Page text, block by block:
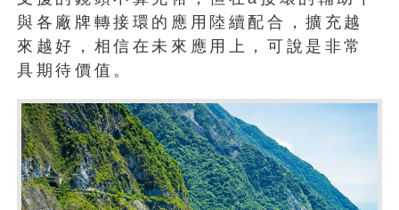
與各廠牌轉接環的應用陸續配合，擴充越
來越好，相信在未來應用上，可說是非常
具期待價值。